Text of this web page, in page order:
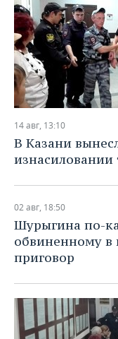
14 авг, 13:10
В Казани
изнасиловании
02 авг, 18:50
Шурыгина по-
обвиненному в
приговор